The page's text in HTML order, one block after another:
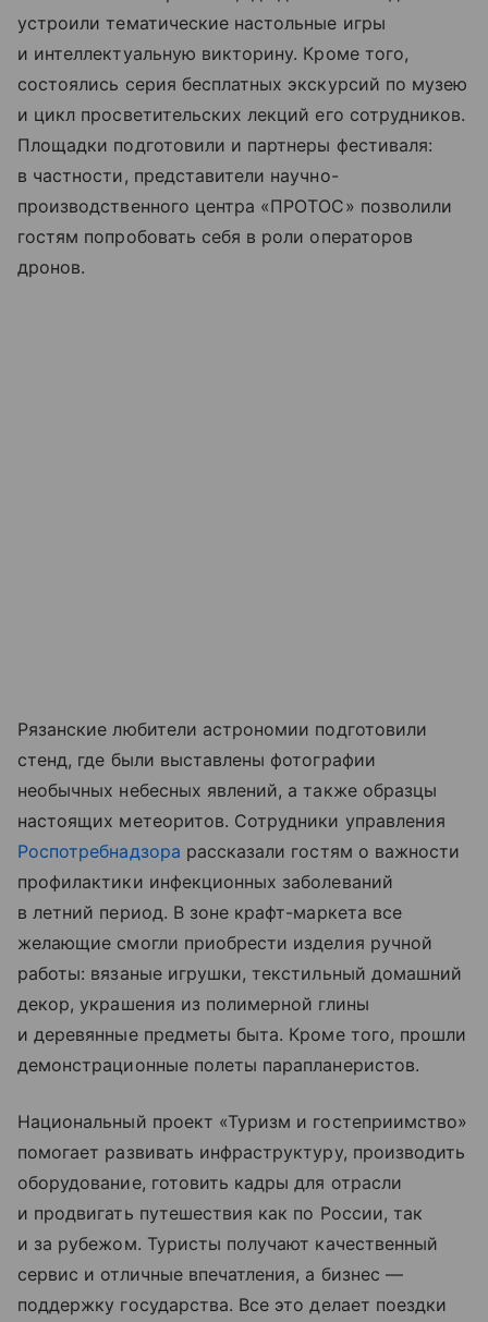
устроили тематические настольные игры
и интеллектуальную викторину. Кроме того,
состоялись серия бесплатных экскурсий по музею
и цикл просветительских лекций его сотрудников.
Площадки подготовили и партнеры фестиваля:
в частности, представители научно-
производственного центра «ПРОТОС» позволили
гостям попробовать себя в роли операторов
дронов.
Рязанские любители астрономии подготовили
стенд, где были выставлены фотографии
необычных небесных явлений, а также образцы
настоящих метеоритов. Сотрудники управления
Роспотребнадзора рассказали гостям о важности
профилактики инфекционных заболеваний
в летний период. В зоне крафт-маркета все
желающие смогли приобрести изделия ручной
работы: вязаные игрушки, текстильный домашний
декор, украшения из полимерной глины
и деревянные предметы быта. Кроме того, прошли
демонстрационные полеты парапланеристов.
Национальный проект «Туризм и гостеприимство»
помогает развивать инфраструктуру, производить
оборудование, готовить кадры для отрасли
и продвигать путешествия как по России, так
и за рубежом. Туристы получают качественный
сервис и отличные впечатления, а бизнес —
поддержку государства. Все это делает поездки